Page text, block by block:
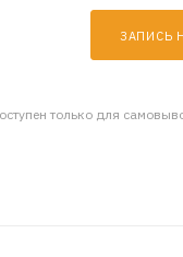
ЗАПИСЬ
только для